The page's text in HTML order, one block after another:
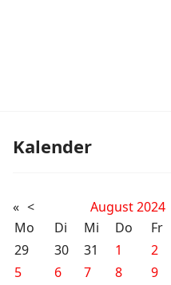
Kalender
« < August 2024
Mo
Di Mi Do Fr
29
30 31 1 2
5
6 7 8 9